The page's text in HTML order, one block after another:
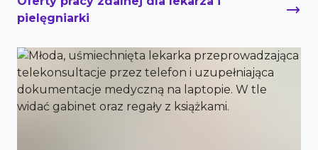
pielęgniarki